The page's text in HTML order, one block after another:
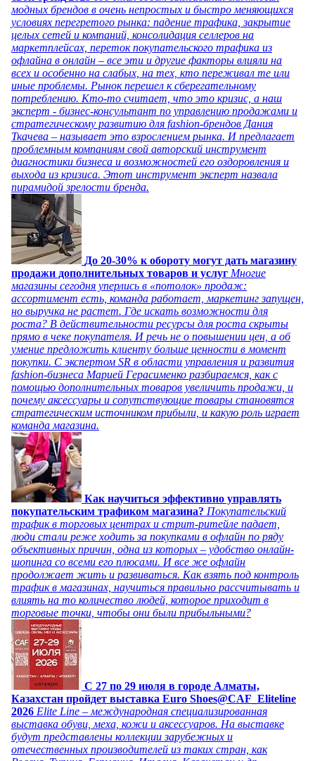
модных брендов в очень непростых и быстро меняющихся
условиях перегретого рынка: падение трафика, закрытие
целых сетей и компаний, консолидация селлеров на
маркетплейсах, переток покупательского трафика из
офлайна в онлайн – все эти и другие факторы влияли на
всех и особенно на слабых, на тех, кто переживал те или
иные проблемы. Рынок перешел к сберегательному
потреблению. Кто-то считает, что это кризис, а наш
эксперт - бизнес-консультант по управлению продажами и
стратегическому развитию для fashion-брендов Дания
Ткачева – называет это взрослением рынка. И предлагает
проблемным компаниям свой авторский инструмент
диагностики бизнеса и возможностей его оздоровления и
выхода из кризиса. Этот инструмент эксперт назвала
пирамидой зрелости бренда.
До 20-30% к обороту могут дать магазину
продажи дополнительных товаров и услуг Многие
магазины сегодня уперлись в «потолок» продаж:
ассортимент есть, команда работает, маркетинг запущен,
но выручка не растет. Где искать возможности для
роста? В действительности ресурсы для роста скрыты
прямо в чеке покупателя. И речь не о повышении цен, а об
умение предложить клиенту больше ценности в момент
покупки. С экспертом SR в области управления и развития
fashion-бизнеса Марией Герасименко разбираемся, как с
помощью дополнительных товаров увеличить продажи, и
почему аксессуары и сопутствующие товары становятся
стратегическим источником прибыли, и какую роль играет
команда магазина.
Как научиться эффективно управлять
покупательским трафиком магазина? Покупательский
трафик в торговых центрах и стрит-ритейле падает,
люди стали реже ходить за покупками в офлайн по ряду
объективных причин, одна из которых – удобство онлайн-
шопинга со всеми его плюсами. И все же офлайн
продолжает жить и развиваться. Как взять под контроль
трафик в магазинах, научиться правильно рассчитывать и
влиять на то количество людей, которое приходит в
торговые точки, чтобы они были прибыльными?
C 27 по 29 июля в городе Алматы,
Казахстан пройдет выставка Euro Shoes@CAF_Eliteline
2026 Elite Line – международная специализированная
выставка обуви, меха, кожи и аксессуаров. На выставке
будут представлены коллекции зарубежных и
отечественных производителей из таких стран, как